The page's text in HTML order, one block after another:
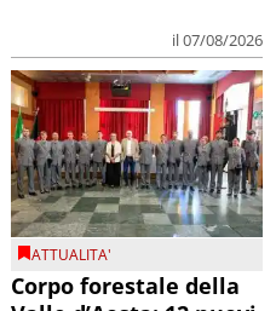
il 07/08/2026
ATTUALITA'
Corpo forestale della